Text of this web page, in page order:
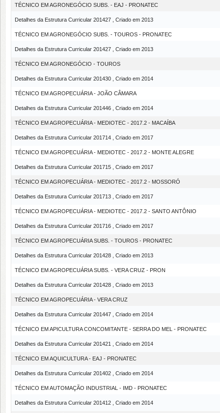
TÉCNICO EM AGRONEGÓCIO SUBS. - EAJ - PRONATEC
Detalhes da Estrutura Curricular 201427 , Criado em 2013
TÉCNICO EM AGRONEGÓCIO SUBS. - TOUROS - PRONATEC
Detalhes da Estrutura Curricular 201427 , Criado em 2013
TÉCNICO EM AGRONEGÓCIO - TOUROS
Detalhes da Estrutura Curricular 201430 , Criado em 2014
TÉCNICO EM AGROPECUÁRIA - JOÃO CÂMARA
Detalhes da Estrutura Curricular 201446 , Criado em 2014
TÉCNICO EM AGROPECUÁRIA - MEDIOTEC - 2017.2 - MACAÍBA
Detalhes da Estrutura Curricular 201714 , Criado em 2017
TÉCNICO EM AGROPECUÁRIA - MEDIOTEC - 2017.2 - MONTE ALEGRE
Detalhes da Estrutura Curricular 201715 , Criado em 2017
TÉCNICO EM AGROPECUÁRIA - MEDIOTEC - 2017.2 - MOSSORÓ
Detalhes da Estrutura Curricular 201713 , Criado em 2017
TÉCNICO EM AGROPECUÁRIA - MEDIOTEC - 2017.2 - SANTO ANTÔNIO
Detalhes da Estrutura Curricular 201716 , Criado em 2017
TÉCNICO EM AGROPECUÁRIA SUBS. - TOUROS - PRONATEC
Detalhes da Estrutura Curricular 201428 , Criado em 2013
TÉCNICO EM AGROPECUÁRIA SUBS. - VERA CRUZ - PRON
Detalhes da Estrutura Curricular 201428 , Criado em 2013
TÉCNICO EM AGROPECUÁRIA - VERA CRUZ
Detalhes da Estrutura Curricular 201447 , Criado em 2014
TÉCNICO EM APICULTURA CONCOMITANTE - SERRA DO MEL - PRONATEC
Detalhes da Estrutura Curricular 201421 , Criado em 2014
TÉCNICO EM AQUICULTURA - EAJ - PRONATEC
Detalhes da Estrutura Curricular 201402 , Criado em 2014
TÉCNICO EM AUTOMAÇÃO INDUSTRIAL - IMD - PRONATEC
Detalhes da Estrutura Curricular 201412 , Criado em 2014